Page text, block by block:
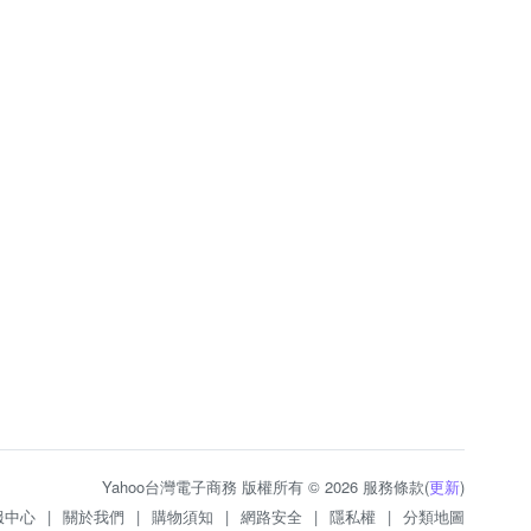
Yahoo台灣電子商務 版權所有 © 2026 服務條款(更新)
中心 | 關於我們 | 購物須知 | 網路安全 | 隱私權 | 分類地圖